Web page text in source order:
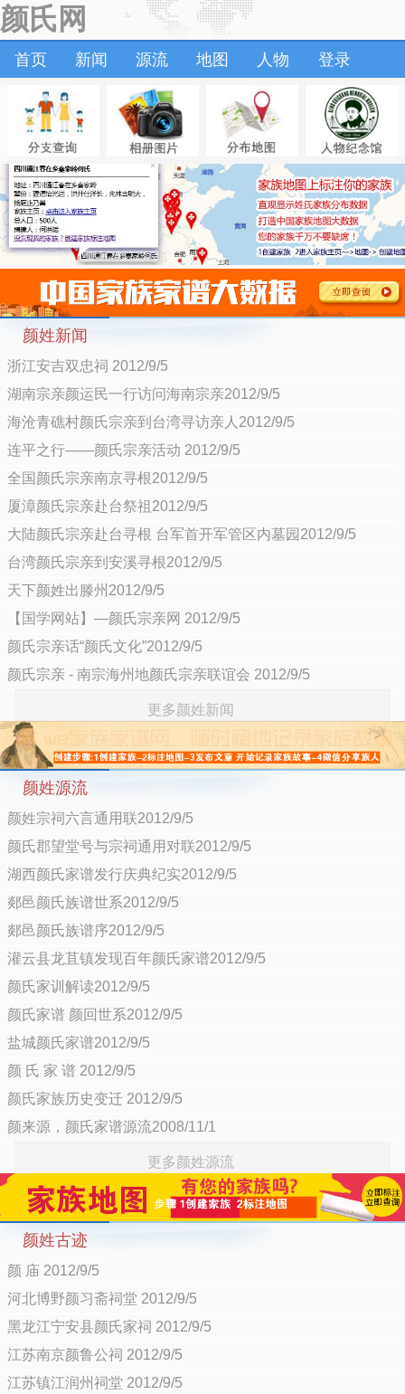
颜氏网
首页 新闻 源流 地图 人物 登录
颜姓新闻
浙江安吉双忠祠 2012/9/5
湖南宗亲颜运民一行访问海南宗亲2012/9/5
海沧青礁村颜氏宗亲到台湾寻访亲人2012/9/5
连平之行——颜氏宗亲活动 2012/9/5
全国颜氏宗亲南京寻根2012/9/5
厦漳颜氏宗亲赴台祭祖2012/9/5
大陆颜氏宗亲赴台寻根 台军首开军管区内墓园2012/9/5
台湾颜氏宗亲到安溪寻根2012/9/5
天下颜姓出滕州2012/9/5
【国学网站】—颜氏宗亲网 2012/9/5
颜氏宗亲话“颜氏文化”2012/9/5
颜氏宗亲 - 南宗海州地颜氏宗亲联谊会 2012/9/5
更多颜姓新闻
颜姓源流
颜姓宗祠六言通用联2012/9/5
颜氏郡望堂号与宗祠通用对联2012/9/5
湖西颜氏家谱发行庆典纪实2012/9/5
郯邑颜氏族谱世系2012/9/5
郯邑颜氏族谱序2012/9/5
灌云县龙苴镇发现百年颜氏家谱2012/9/5
颜氏家训解读2012/9/5
颜氏家谱 颜回世系2012/9/5
盐城颜氏家谱2012/9/5
颜 氏 家 谱 2012/9/5
颜氏家族历史变迁 2012/9/5
颜来源，颜氏家谱源流2008/11/1
更多颜姓源流
颜姓古迹
颜 庙 2012/9/5
河北博野颜习斋祠堂 2012/9/5
黑龙江宁安县颜氏家祠 2012/9/5
江苏南京颜鲁公祠 2012/9/5
江苏镇江润州祠堂 2012/9/5